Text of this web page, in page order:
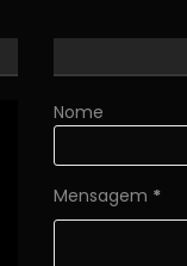
Nome
Mensagem *